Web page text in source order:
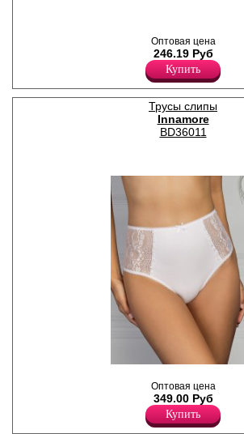
передней детали изделия.
Лайкра 8%
Хлопок 92%
Оптовая цена
246.19 Руб
Купить
Трусы слипы
Innamore
BD36011
высокой линией талии, бока
декорированы кружевными
вставками, атласный бантик.
Лайкра 5%
Хлопок 95%
Оптовая цена
349.00 Руб
Купить